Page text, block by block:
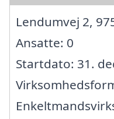
Lendumvej 2,
Ansatte: 0
Startdato: 31.